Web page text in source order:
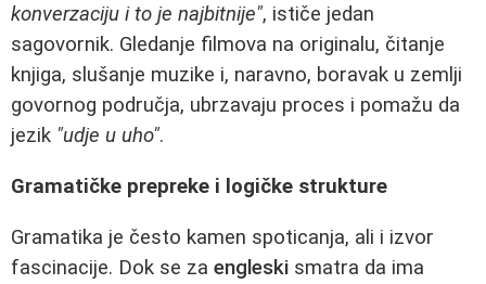
konverzaciju i to je najbitnije", ističe jedan
sagovornik. Gledanje filmova na originalu, čitanje
knjiga, slušanje muzike i, naravno, boravak u zemlji
govornog područja, ubrzavaju proces i pomažu da
jezik "udje u uho".
Gramatičke prepreke i logičke strukture
Gramatika je često kamen spoticanja, ali i izvor
fascinacije. Dok se za engleski smatra da ima